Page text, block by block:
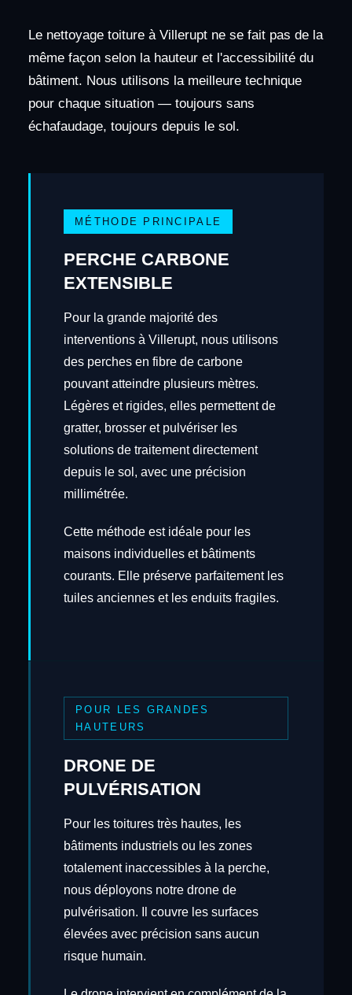
Le nettoyage toiture à Villerupt ne se fait pas de la
même façon selon la hauteur et l'accessibilité du
bâtiment. Nous utilisons la meilleure technique
pour chaque situation — toujours sans
échafaudage, toujours depuis le sol.
MÉTHODE PRINCIPALE
PERCHE CARBONE
EXTENSIBLE
Pour la grande majorité des
interventions à Villerupt, nous utilisons
des perches en fibre de carbone
pouvant atteindre plusieurs mètres.
Légères et rigides, elles permettent de
gratter, brosser et pulvériser les
solutions de traitement directement
depuis le sol, avec une précision
millimétrée.
Cette méthode est idéale pour les
maisons individuelles et bâtiments
courants. Elle préserve parfaitement les
tuiles anciennes et les enduits fragiles.
POUR LES GRANDES
HAUTEURS
DRONE DE
PULVÉRISATION
Pour les toitures très hautes, les
bâtiments industriels ou les zones
totalement inaccessibles à la perche,
nous déployons notre drone de
pulvérisation. Il couvre les surfaces
élevées avec précision sans aucun
risque humain.